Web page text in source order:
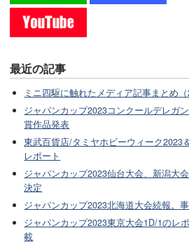
最近の記事
ミニ四駆に触れたメディア記事まとめ（
ジャパンカップ2023コンクールデレガ
賞作品発表
東武百貨店/タミヤホビーウィーク2023
レポート
ジャパンカップ2023仙台大会、新潟大
決定
ジャパンカップ2023北海道大会続報。
ジャパンカップ2023東京大会1D/1のレ
載